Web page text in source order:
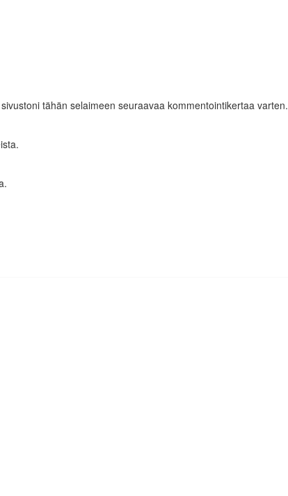
tähän selaimeen seuraavaa kommentointikertaa varten.